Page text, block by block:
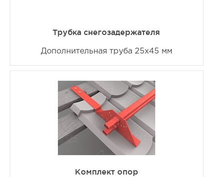
Трубка снегозадержателя
Дополнительная труба 25х45 мм
Комплект опор